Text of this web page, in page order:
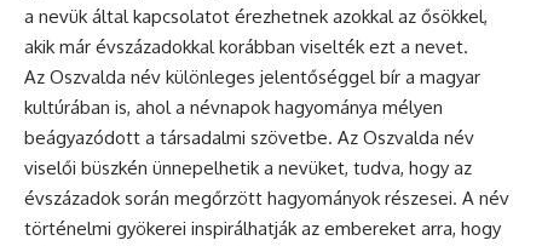
a nevük által kapcsolatot érezhetnek azokkal az ősökkel,
akik már évszázadokkal korábban viselték ezt a nevet.
Az Oszvalda név különleges jelentőséggel bír a magyar
kultúrában is, ahol a névnapok hagyománya mélyen
beágyazódott a társadalmi szövetbe. Az Oszvalda név
viselői büszkén ünnepelhetik a nevüket, tudva, hogy az
évszázadok során megőrzött hagyományok részesei. A név
történelmi gyökerei inspirálhatják az embereket arra, hogy